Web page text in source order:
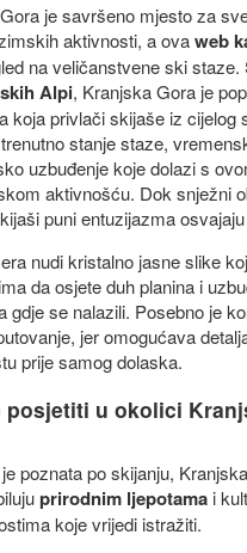
je savršeno mjesto za
aktivnosti, a ovaweb
na veličanstvene ski staze.
Alpi, Kranjska Gora je
koja privlači skijaše iz cijelog
stanje staze,
uzbuđenje koje dolazi s
aktivnošću. Dok snježni
puni entuzijazma
nudi kristalno jasne slike
da osjete duh planina i
gdje se nalazili. Posebno je
jer omogućava
prije samog dolaska.
posjetiti u okolici
poznata po skijanju,
prirodnim ljepotama i
koje vrijedi istražiti.